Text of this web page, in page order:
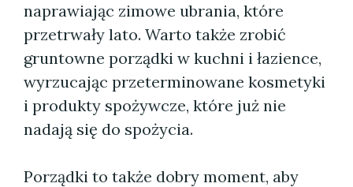
naprawiając zimowe ubrania, które
przetrwały lato. Warto także zrobić
gruntowne porządki w kuchni i łazience,
wyrzucając przeterminowane kosmetyki
i produkty spożywcze, które już nie
nadają się do spożycia.
Porządki to także dobry moment, aby